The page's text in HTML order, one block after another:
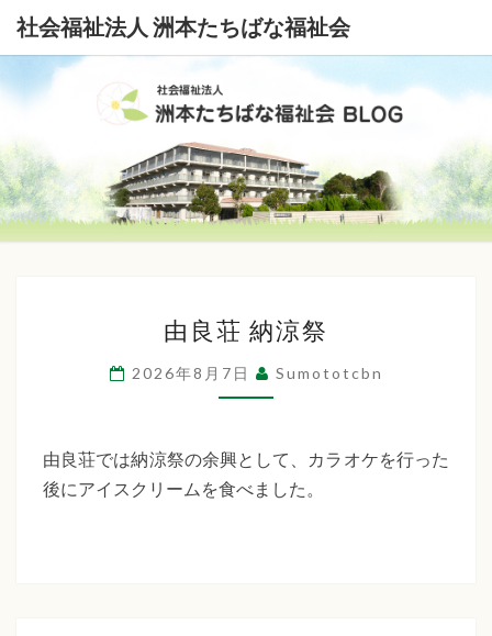
社会福祉法人 洲本たちばな福祉会
社
会
福
法
人
本
た
良
荘
納
祭
由良荘 納涼祭
2026年8月7日 Sumototcbn
由良荘では納涼祭の余興として、カラオケを行った
後にアイスクリームを食べました。